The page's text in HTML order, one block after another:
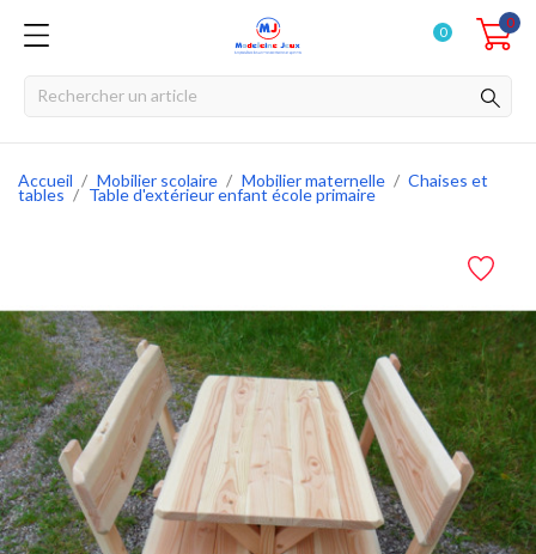
0
0
Accueil Mobilier scolaire Mobilier maternelle Chaises et
tables Table d'extérieur enfant école primaire